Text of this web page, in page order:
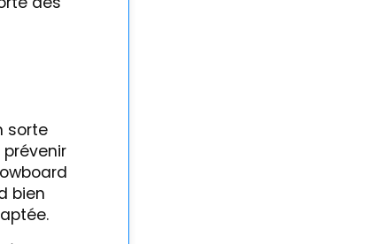
sorte
prévenir
bien